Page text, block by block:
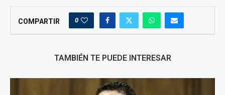
COMPARTIR 0
TAMBIÉN TE PUEDE INTERESAR